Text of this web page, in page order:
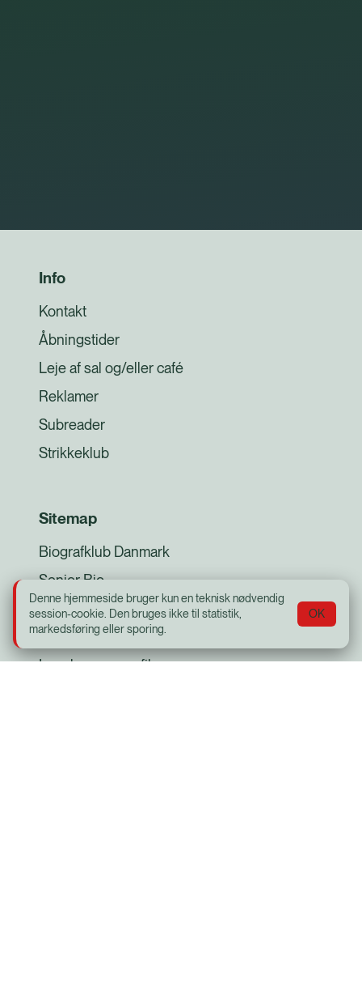
Info
Kontakt
Åbningstider
Leje af sal og/eller café
Reklamer
Subreader
Strikkeklub
Sitemap
Biografklub Danmark
Senior Bio
Opera og Koncerter
Offentlige foredrag i Naturvidenskaben
Læs bogen - se filmen
Denne hjemmeside bruger kun en teknisk nødvendig
session-cookie. Den bruges ikke til statistik,
markedsføring eller sporing.
OK